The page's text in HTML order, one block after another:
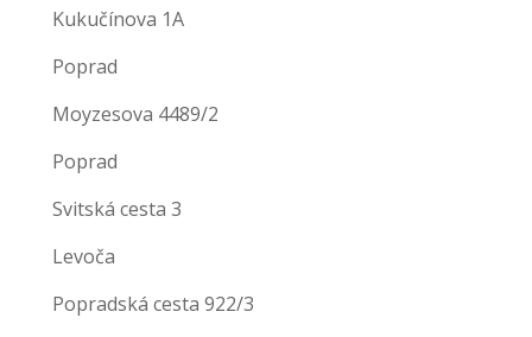
Kukučínova 1A
Poprad
Moyzesova 4489/2
Poprad
Svitská cesta 3
Levoča
Popradská cesta 922/3